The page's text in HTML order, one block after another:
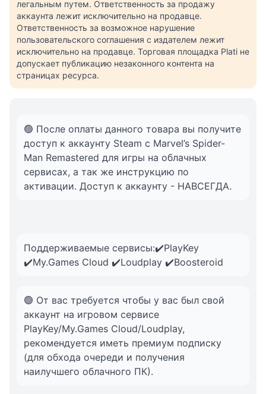
легальным путем. Ответственность за продажу
аккаунта лежит исключительно на продавце.
Ответственность за возможное нарушение
пользовательского соглашения с издателем лежит
исключительно на продавце. Торговая площадка Plati не
допускает публикацию незаконного контента на
страницах ресурса.
🟢 После оплаты данного товара вы получите
доступ к аккаунту Steam с Marvel’s Spider-
Man Remastered для игры на облачных
сервисах, а так же инструкцию по
активации. Доступ к аккаунту - НАВСЕГДА.
Поддерживаемые сервисы:✔️PlayKey
✔️My.Games Cloud ✔️Loudplay ✔️Boosteroid
🟢 От вас требуется чтобы у вас был свой
аккаунт на игровом сервисе
PlayKey/My.Games Cloud/Loudplay,
рекомендуется иметь премиум подписку
(для обхода очереди и получения
наилучшего облачного ПК).